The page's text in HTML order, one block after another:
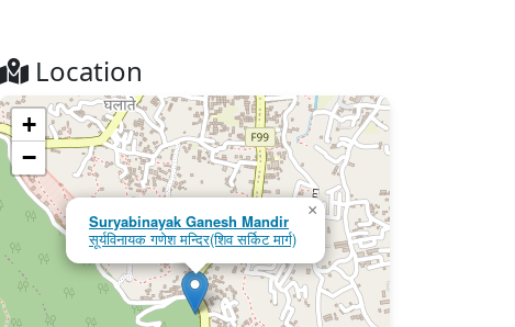
Location
Suryabinayak Ganesh Mandir
सूर्यविनायक गणेश मन्दिर(शिव सर्किट मार्ग)
×
+
−